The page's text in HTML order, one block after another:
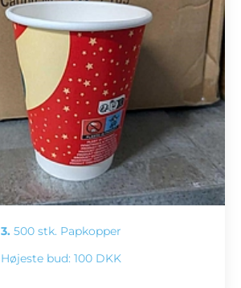
3. 500 stk. Papkopper
Højeste bud: 100 DKK